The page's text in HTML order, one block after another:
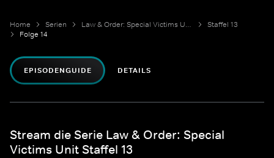
Home Serien Law & Order: Special Victims Unit
Staffel 13
Folge 14
EPISODENGUIDE DETAILS
Stream die Serie Law & Order: Special
Victims Unit Staffel 13